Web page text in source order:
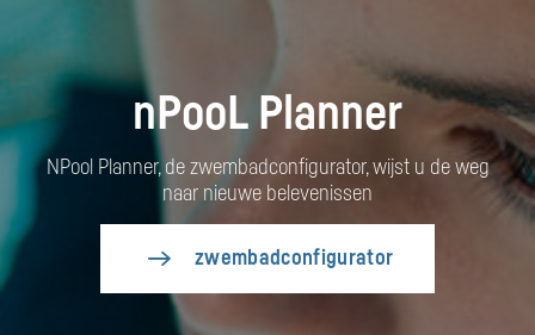
nPooL Planner
NPool Planner, de zwembadconfigurator, wijst u de weg
naar nieuwe belevenissen
zwembadconfigurator